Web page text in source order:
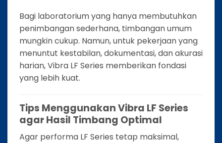
Bagi laboratorium yang hanya membutuhkan
penimbangan sederhana, timbangan umum
mungkin cukup. Namun, untuk pekerjaan yang
menuntut kestabilan, dokumentasi, dan akurasi
harian, Vibra LF Series memberikan fondasi
yang lebih kuat.
Tips Menggunakan Vibra LF Series
agar Hasil Timbang Optimal
Agar performa LF Series tetap maksimal,